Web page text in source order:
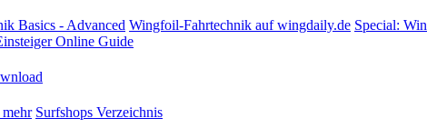
Basics - Advanced Wingfoil-Fahrtechnik auf wingdaily.de Special:
Online Guide
Surfshops Verzeichnis